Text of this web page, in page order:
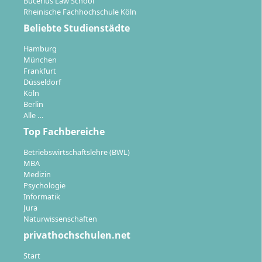
konsequent umgesetzt wird.
Starttermine:Studienbeginn ist jeweils im April
und Oktober möglich.
Welche Berufsfelder und
Entwicklungsperspektiven eröffnet das
Studium?
Mit dem Bachelorabschluss in International Business
Administration qualifizierst du dich für
unterschiedliche Wirtschaftszweige weltweit.
Absolventinnen und Absolventen sind aufgrund ihrer
breitgefächerten Fähigkeiten insbesondere in
international ausgerichteten Unternehmen gefragt.
Rheinische Fachhochschule Köln
Beliebte Studienstädte
Hamburg
München
Frankfurt
Düsseldorf
Köln
Berlin
Alle …
Top Fachbereiche
Betriebswirtschaftslehre (BWL)
MBA
Medizin
Psychologie
Informatik
Jura
Naturwissenschaften
privathochschulen.net
Start